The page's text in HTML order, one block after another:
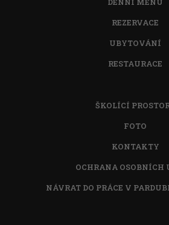
REZERVACE
UBYTOVÁNÍ
RESTAURACE
ŠKOLÍCÍ
FOTO
KONTAKTY
OCHRANA OSOBNÍCH
NÁVRAT DO PRÁCE V